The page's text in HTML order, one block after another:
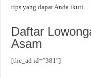
tips yang dapat Anda ikuti.
Daftar
Asam
[the_ad id=”381″]